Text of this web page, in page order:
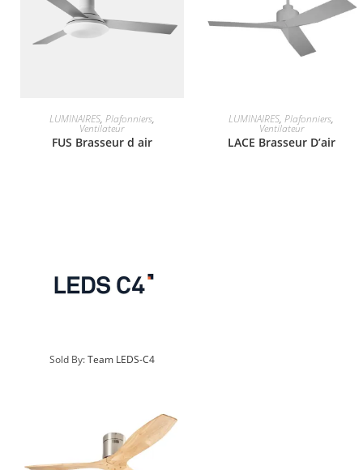
LUMINAIRES, Plafonniers,
Ventilateur
FUS Brasseur d air
LUMINAIRES,Plafonniers,
Ventilateur
LACE Brasseur D’air
Sold By:Team LEDS-C4